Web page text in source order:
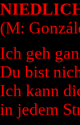
(M:
Ich geh
Du bist
Ich kann
in jedem